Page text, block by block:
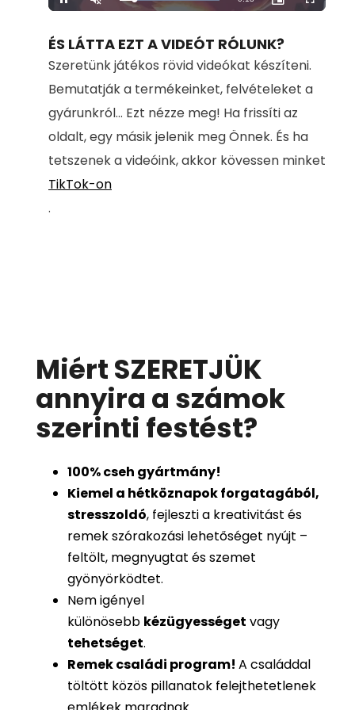
Pause Unmute
100.00%
Picture-
in-
Fullscreen
ÉS LÁTTA EZT A VIDEÓT RÓLUNK?
Szeretünk játékos rövid videókat készíteni.
Bemutatják a termékeinket, felvételeket a
gyárunkról... Ezt nézze meg! Ha frissíti az
oldalt, egy másik jelenik meg Önnek. És ha
tetszenek a videóink, akkor kövessen minket
TikTok-on
.
Miért SZERETJÜK
annyira a számok
szerinti festést?
100%cseh gyártmány!
Kiemel a hétköznapok forgatagából,
stresszoldó, fejleszti a kreativitást és
remek szórakozási lehetőséget nyújt –
feltölt, megnyugtat és szemet
gyönyörködtet.
Nem igényel
különösebb kézügyességet vagy
tehetséget.
Remek családi program! A családdal
töltött közös pillanatok felejthetetlenek